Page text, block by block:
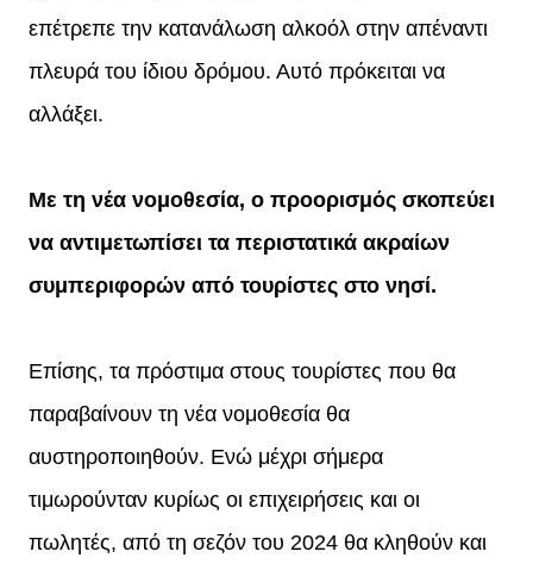
επέτρεπε την κατανάλωση αλκοόλ στην απέναντι
πλευρά του ίδιου δρόμου. Αυτό πρόκειται να
αλλάξει.
Με τη νέα νομοθεσία, ο προορισμός σκοπεύει
να αντιμετωπίσει τα περιστατικά ακραίων
συμπεριφορών από τουρίστες στο νησί.
Επίσης, τα πρόστιμα στους τουρίστες που θα
παραβαίνουν τη νέα νομοθεσία θα
αυστηροποιηθούν. Ενώ μέχρι σήμερα
τιμωρούνταν κυρίως οι επιχειρήσεις και οι
πωλητές, από τη σεζόν του 2024 θα κληθούν και